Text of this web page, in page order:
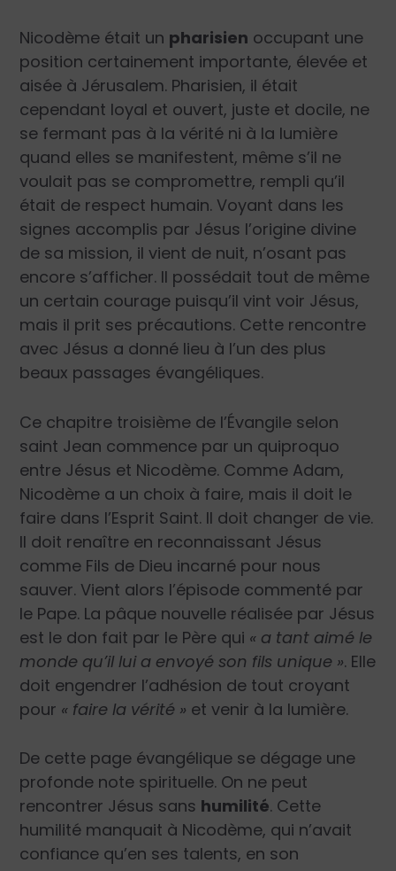
Nicodème était un pharisien occupant une
position certainement importante, élevée et
aisée à Jérusalem. Pharisien, il était
cependant loyal et ouvert, juste et docile, ne
se fermant pas à la vérité ni à la lumière
quand elles se manifestent, même s’il ne
voulait pas se compromettre, rempli qu’il
était de respect humain. Voyant dans les
signes accomplis par Jésus l’origine divine
de sa mission, il vient de nuit, n’osant pas
encore s’afficher. Il possédait tout de même
un certain courage puisqu’il vint voir Jésus,
mais il prit ses précautions. Cette rencontre
avec Jésus a donné lieu à l’un des plus
beaux passages évangéliques.
Ce chapitre troisième de l’Évangile selon
saint Jean commence par un quiproquo
entre Jésus et Nicodème. Comme Adam,
Nicodème a un choix à faire, mais il doit le
faire dans l’Esprit Saint. Il doit changer de vie.
Il doit renaître en reconnaissant Jésus
comme Fils de Dieu incarné pour nous
sauver. Vient alors l’épisode commenté par
le Pape. La pâque nouvelle réalisée par Jésus
est le don fait par le Père qui « a tant aimé le
monde qu’il lui a envoyé son fils unique ». Elle
doit engendrer l’adhésion de tout croyant
pour « faire la vérité » et venir à la lumière.
De cette page évangélique se dégage une
profonde note spirituelle. On ne peut
rencontrer Jésus sans humilité. Cette
humilité manquait à Nicodème, qui n’avait
confiance qu’en ses talents, en son